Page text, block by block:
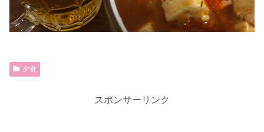
夕食
スポンサーリンク